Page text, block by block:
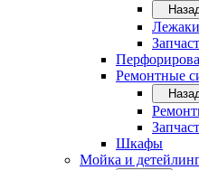
Ремонтные
Шкафы
Мойка и